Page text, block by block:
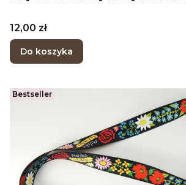
Cena
12,00 zł
Do koszyka
Bestseller